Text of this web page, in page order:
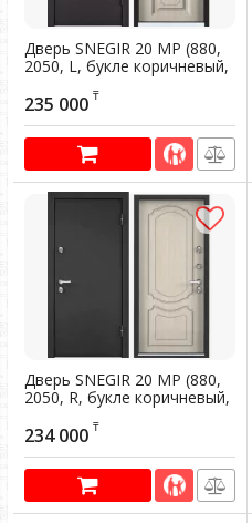
Дверь SNEGIR 20 MP (880,
2050, L, букле коричневый,
-, КТ Дуб бежевый, S20-02,
хром, НАКЛ, РУСТ, -)
Артикул: 200364
235 000 ₸
Дверь SNEGIR 20 MP (880,
2050, R, букле коричневый,
-, КТ Дуб бежевый, S20-07,
хром, НАКЛ, РУСТ, -)
Артикул: 200374
234 000 ₸